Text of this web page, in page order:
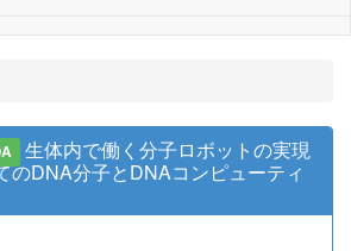
生体内で働く分子ロボットの実現
のDNA分子とDNAコンピューティ